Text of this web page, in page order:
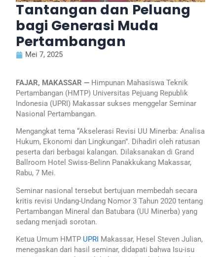
Tantangan dan Peluang
bagi Generasi Muda
Pertambangan
Mei 7, 2025
FAJAR, MAKASSAR — Himpunan Mahasiswa Teknik
Pertambangan (HMTP) Universitas Pejuang Republik
Indonesia (UPRI) Makassar sukses menggelar Seminar
Nasional Pertambangan.
Mengangkat tema “Akselerasi Revisi UU Minerba: Analisa
Hukum, Ekonomi dan Lingkungan”. Dihadiri oleh ratusan
peserta dari berbagai kalangan. Dilaksanakan di Grand
Ballroom Hotel Swiss-Belinn Panakkukang Makassar,
Rabu, 7 Mei.
Seminar nasional tersebut bertujuan membedah secara
kritis revisi Undang-Undang Nomor 3 Tahun 2020 tentang
Pertambangan Mineral dan Batubara (UU Minerba) yang
sedang menjadi sorotan.
Ketua Umum HMTP UPRI Makassar, Hesel Steven Julian,
menegaskan dari hasil seminar, didapati bahwa Isu-isu